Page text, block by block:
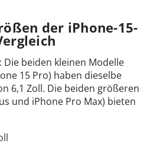
der iPhone-15-
Die beiden kleinen Modelle
15 Pro) haben dieselbe
6,1 Zoll. Die beiden größeren
und iPhone Pro Max) bieten